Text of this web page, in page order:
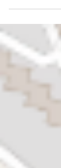
département de
de-France ?